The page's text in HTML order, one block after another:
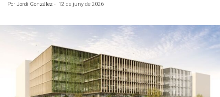
Por Jordi González - 12 de juny de 2026